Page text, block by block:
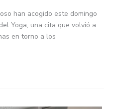
han acogido este domingo
Yoga, una cita que volvió a
en torno a los